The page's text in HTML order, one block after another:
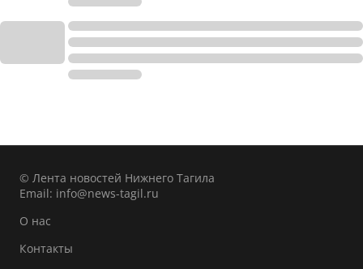
© Лента новостей Нижнего Тагила
Email: info@news-tagil.ru
О нас
Контакты